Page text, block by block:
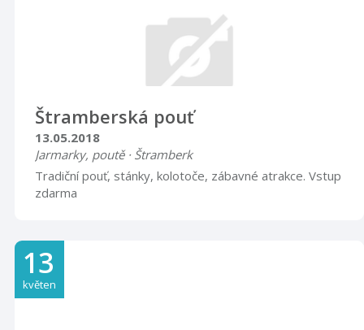
Štramberská pouť
13.05.2018
Jarmarky, poutě · Štramberk
Tradiční pouť, stánky, kolotoče, zábavné atrakce. Vstup
zdarma
13
květen